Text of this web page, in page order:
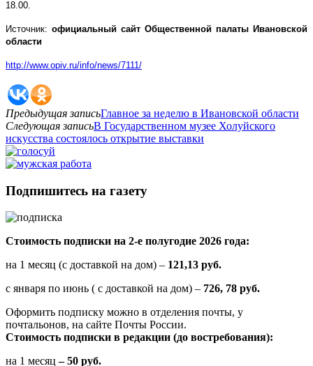
18.00.
Источник: официальный сайт Общественной палаты Ивановской
области
http://www.opiv.ru/info/news/7111/
Предыдущая записьГлавное за неделю в Ивановской области
Следующая записьВ Государственном музее Холуйского
искусства состоялось открытие выставки
Подпишитесь на газету
Стоимость подписки на 2-е полугодие 2026 года:
на 1 месяц (с доставкой на дом) – 121,13 руб.
с января по июнь ( с доставкой на дом) – 726, 78 руб.
Оформить подписку можно в отделения почты, у
почтальонов, на сайте Почты России.
Стоимость подписки в редакции (до востребования):
на 1 месяц – 50 руб.